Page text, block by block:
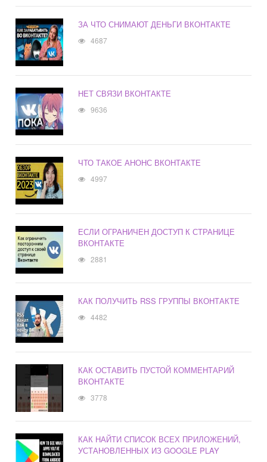
ЗА ЧТО СНИМАЮТ ДЕНЬГИ ВКОНТАКТЕ
4687
НЕТ СВЯЗИ ВКОНТАКТЕ
9636
ЧТО ТАКОЕ АНОНС ВКОНТАКТЕ
4997
ЕСЛИ ОГРАНИЧЕН ДОСТУП К СТРАНИЦЕ
ВКОНТАКТЕ
2881
КАК ПОЛУЧИТЬ RSS ГРУППЫ ВКОНТАКТЕ
4482
КАК ОСТАВИТЬ ПУСТОЙ КОММЕНТАРИЙ
ВКОНТАКТЕ
3778
КАК НАЙТИ СПИСОК ВСЕХ ПРИЛОЖЕНИЙ,
УСТАНОВЛЕННЫХ ИЗ GOOGLE PLAY